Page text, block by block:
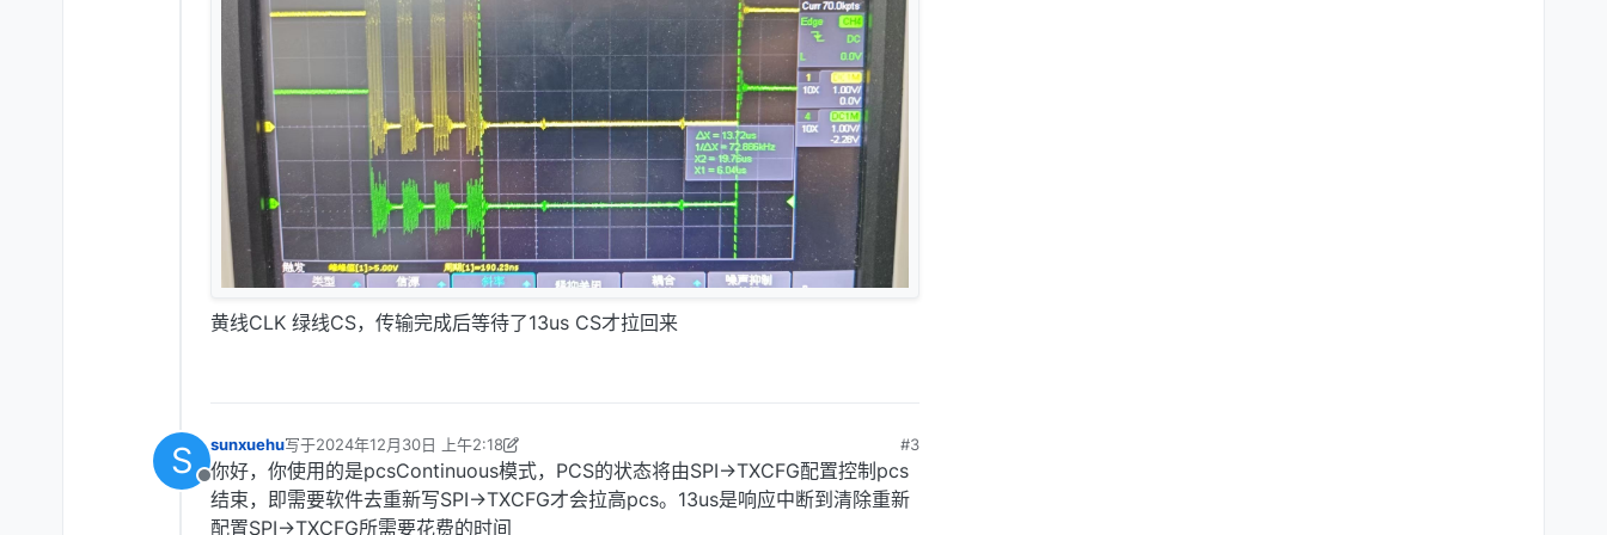
黄线CLK 绿线CS，传输完成后等待了13us CS才拉回来
S
离线
sunxuehu写于2024年12月30日 上午2:18
最后由 sunxuehu 编辑2024年12月30日 上午10:29
#3
你好，你使用的是pcsContinuous模式，PCS的状态将由SPI->TXCFG配置控制pcs
结束，即需要软件去重新写SPI->TXCFG才会拉高pcs。13us是响应中断到清除重新
配置SPI->TXCFG所需要花费的时间